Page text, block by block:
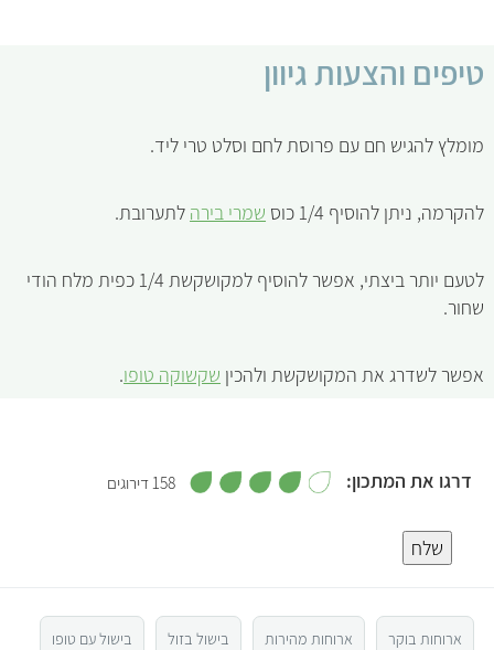
טיפים והצעות גיוון
מומלץ להגיש חם עם פרוסת לחם וסלט טרי ליד.
להקרמה, ניתן להוסיף 1/4 כוס שמרי בירה לתערובת.
לטעם יותר ביצתי, אפשר להוסיף למקושקשת 1/4 כפית מלח הודי
שחור.
אפשר לשדרג את המקושקשת ולהכין שקשוקה טופו.
דרגו את המתכון:
3
158 דירוגים 4
שלח
ארוחות בוקר ארוחות מהירות בישול בזול בישול עם טופו